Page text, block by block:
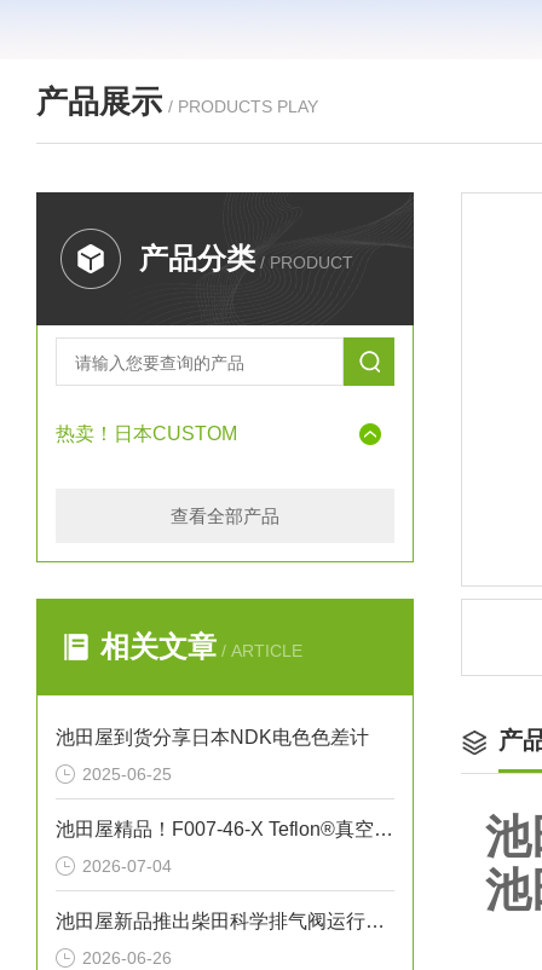
产品展示 / PRODUCTS PLAY
产品分类 / PRODUCT
热卖！日本CUSTOM
查看全部产品
相关文章 / ARTICLE
池田屋到货分享日本NDK电色色差计
2025-06-25
池田屋精品！F007-46-X Teflon®真空吸笔技术参数与应用解析
2026-07-04
池田屋新品推出柴田科学排气阀运行气密性测试装置 EXV-01 参数介绍
2026-06-26
产
池
池